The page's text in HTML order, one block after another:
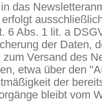
das
6 Abs. 1 lit. a
der Daten,
Versand des
etwa über den
der
bleibt vom